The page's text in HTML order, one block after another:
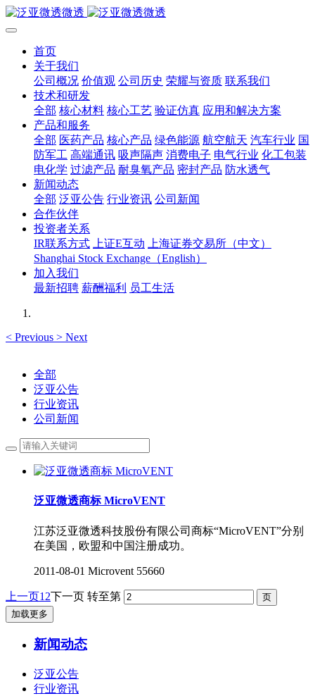
首页
关于我们
公司概况 价值观 公司历史 荣耀与资质 联系我们
技术和研发
全部 核心材料 核心工艺 验证仿真 应用和解决方案
产品和服务
全部 医药产品 核心产品 绿色能源 航空航天 汽车行业 国
防军工 高端通讯 吸声隔声 消费电子 电气行业 化工包装
电化学 过滤产品 耐臭氧产品 密封产品 防水透气
新闻动态
全部 泛亚公告 行业资讯 公司新闻
合作伙伴
投资者关系
IR联系方式
上证E互动
上海证券交易所（中文）
Shanghai Stock Exchange（English）
加入我们
最新招聘 薪酬福利 员工生活
< Previous > Next
全部
泛亚公告
行业资讯
公司新闻
泛亚微透商标 MicroVENT
江苏泛亚微透科技股份有限公司商标“MicroVENT”分别
在美国，欧盟和中国注册成功。
2011-08-01 Microvent 55660
上一页1 2下一页 转至第
加载更多
新闻动态
泛亚公告
行业资讯